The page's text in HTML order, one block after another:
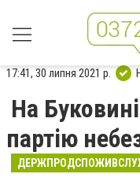
17:41, 30 липня 2021 р.
На
партію